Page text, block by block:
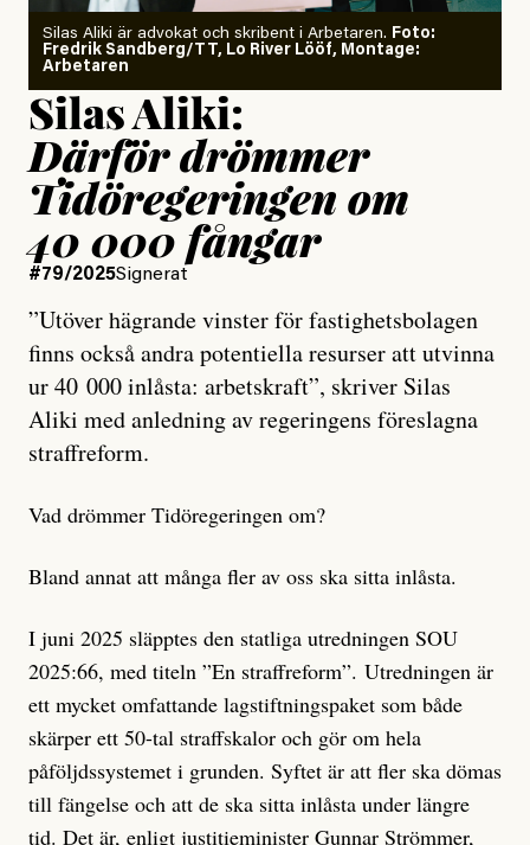
Silas Aliki är advokat och skribent i Arbetaren. Foto:
Fredrik Sandberg/TT, Lo River Lööf, Montage:
Arbetaren
Silas Aliki:
Därför drömmer
Tidöregeringen om
40 000 fångar
#79/2025Signerat
”Utöver hägrande vinster för fastighetsbolagen
finns också andra potentiella resurser att utvinna
ur 40 000 inlåsta: arbetskraft”, skriver Silas
Aliki med anledning av regeringens föreslagna
straffreform.
Vad drömmer Tidöregeringen om?
Bland annat att många fler av oss ska sitta inlåsta.
I juni 2025 släpptes den statliga utredningen SOU
2025:66, med titeln ”En straffreform”. Utredningen är
ett mycket omfattande lagstiftningspaket som både
skärper ett 50-tal straffskalor och gör om hela
påföljdssystemet i grunden. Syftet är att fler ska dömas
till fängelse och att de ska sitta inlåsta under längre
tid. Det är, enligt justitieminister Gunnar Strömmer,